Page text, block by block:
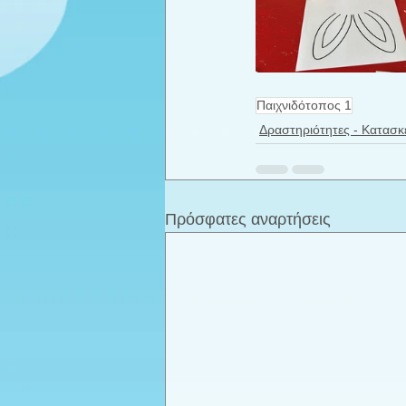
Παιχνιδότοπος 1
Δραστηριότητες -
Πρόσφατες αναρτήσεις